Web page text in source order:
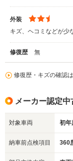
外装
キズ、ヘコミなどが少
修復歴 無
修復歴・キズの確認
メーカー認定中
対象車両 初年
納車前点検項目 360